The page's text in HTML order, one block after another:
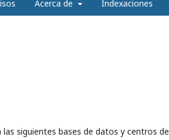
Acerca de Indexaciones
siguientes bases de datos y centros de